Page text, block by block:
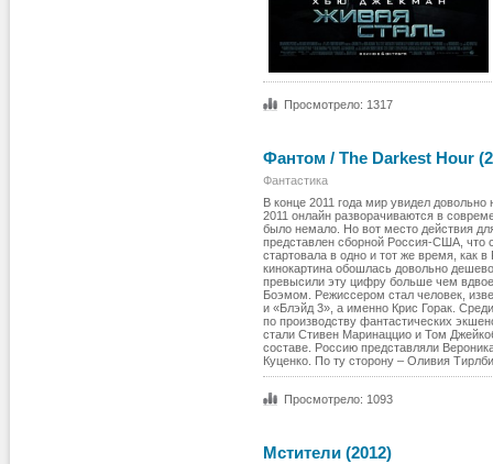
Просмотрело: 1317
Фантом / The Darkest Hour
Фантастика
В конце 2011 года мир увидел
2011 онлайн разворачиваются в
было немало. Но вот место действия
представлен сборной Россия-США, что
стартовала в одно и тот же время, как
кинокартина обошлась довольно
превысили эту цифру больше чем
Боэмом. Режиссером стал человек,
и «Блэйд 3», а именно Крис Горак.
по производству фантастических
стали Стивен Маринаццио и Том
составе. Россию представляли
Куценко. По ту сторону – Оливия
Просмотрело: 1093
Мстители (2012)